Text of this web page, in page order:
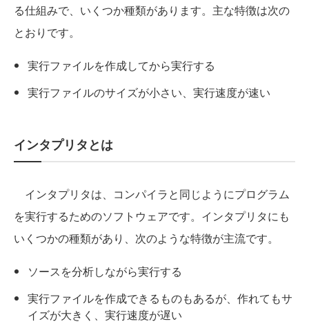
る仕組みで、いくつか種類があります。主な特徴は次の
とおりです。
実行ファイルを作成してから実行する
実行ファイルのサイズが小さい、実行速度が速い
インタプリタとは
インタプリタは、コンパイラと同じようにプログラム
を実行するためのソフトウェアです。インタプリタにも
いくつかの種類があり、次のような特徴が主流です。
ソースを分析しながら実行する
実行ファイルを作成できるものもあるが、作れてもサ
イズが大きく、実行速度が遅い